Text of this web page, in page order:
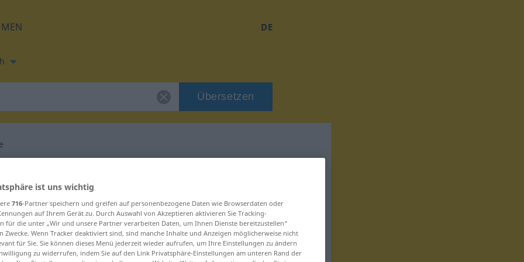
DE
Übersetzen
für "forsvinne"
ist uns wichtig
716-Partner speichern und greifen auf personenbezogene Daten wie Browserdaten oder
auf Ihrem Gerät zu. Durch Auswahl von Akzeptieren aktivieren Sie Tracking-
für die unter „Wir und unsere Partner verarbeiten Daten, um Ihnen Dienste bereitzustellen“
Zwecke. Wenn Tracker deaktiviert sind, sind manche Inhalte und Anzeigen möglicherweise nicht
für Sie. Sie können dieses Menü jederzeit wieder aufrufen, um Ihre Einstellungen zu ändern
zu widerrufen, indem Sie auf den Link Privatsphäre-Einstellungen am unteren Rand der